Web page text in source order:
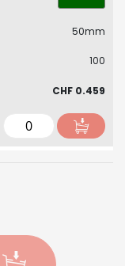
50mm
100
CHF 0.459